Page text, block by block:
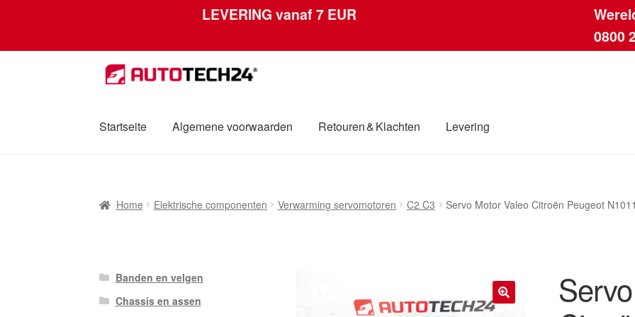
LEVERING vanaf 7 EUR
0800
Skip
to
Skip
to
Startseite Algemene voorwaarden Retouren & Klachten Levering
Mijn accountOver onsPrivacybeleidWereldwijde verzending Winkelwagen
Home Elektrische componenten Verwarming servomotoren C2 C3 Servo Motor Valeo Citroën Peugeot
Banden en velgen
Chassis en assen